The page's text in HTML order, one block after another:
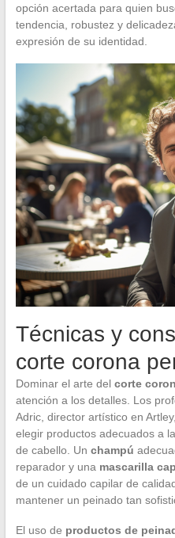
opción acertada para quien
tendencia, robustez y
expresión de su identidad.
Técnicas y
corte corona
Dominar el arte del corte
atención a los detalles. Los
Adric, director artístico en
elegir productos adecuados a
de cabello. Un champú
reparador y una mascarilla
de un cuidado capilar de
mantener un peinado tan
El uso de productos de